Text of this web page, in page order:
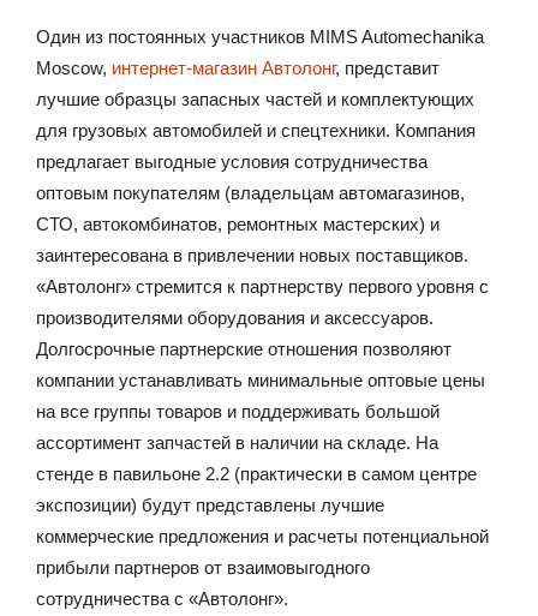
Один из постоянных участников MIMS Automechanika
Moscow, интернет-магазин Автолонг, представит
лучшие образцы запасных частей и комплектующих
для грузовых автомобилей и спецтехники. Компания
предлагает выгодные условия сотрудничества
оптовым покупателям (владельцам автомагазинов,
СТО, автокомбинатов, ремонтных мастерских) и
заинтересована в привлечении новых поставщиков.
«Автолонг» стремится к партнерству первого уровня с
производителями оборудования и аксессуаров.
Долгосрочные партнерские отношения позволяют
компании устанавливать минимальные оптовые цены
на все группы товаров и поддерживать большой
ассортимент запчастей в наличии на складе. На
стенде в павильоне 2.2 (практически в самом центре
экспозиции) будут представлены лучшие
коммерческие предложения и расчеты потенциальной
прибыли партнеров от взаимовыгодного
сотрудничества с «Автолонг».